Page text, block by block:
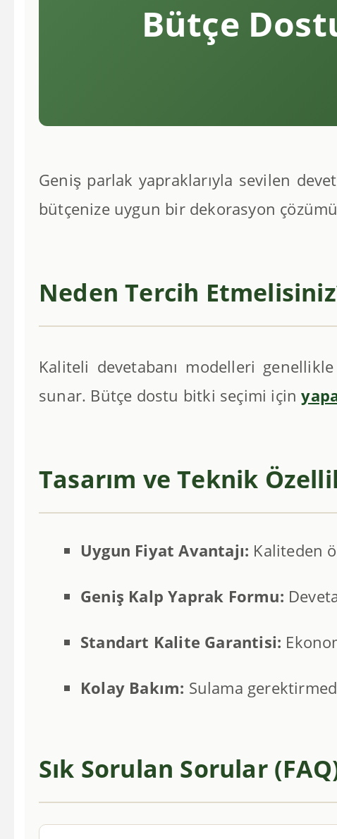
Bütçe
Geniş parlak yapraklarıyla sevilen
bütçenize uygun bir dekorasyon
Neden Tercih
Kaliteli devetabanı modelleri
sunar. Bütçe dostu bitki seçimi için
Tasarım ve Teknik
Uygun Fiyat Avantajı: Kaliteden
Geniş Kalp Yaprak Formu:
Standart Kalite Garantisi:
Kolay Bakım: Sulama
Sık Sorulan Sorular